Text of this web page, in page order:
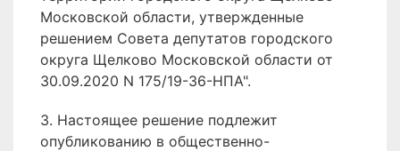
Московской области, утвержденные
решением Совета депутатов городского
округа Щелково Московской области от
30.09.2020 N 175/19-36-НПА".
3. Настоящее решение подлежит
опубликованию в общественно-